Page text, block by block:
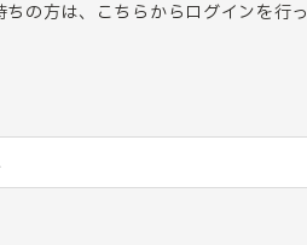
の方は、こちらからログインを行